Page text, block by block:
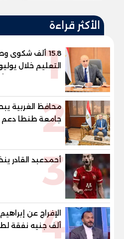
الأكثر قراءة
115.8 ألف شكوى
التعليم خلال
لشكاوى الطلاب
2
محافظ الغربية
جامعة طنطا دعم
الاستفادة من
3
أحمدعبد القادر ينضم
4
ألف جنيه نفقة